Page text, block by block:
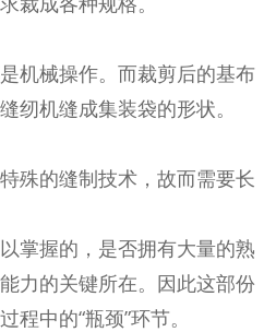
机械操作。而裁剪后的基布
纫机缝成集装袋的形状。
殊的缝制技术，故而需要长
掌握的，是否拥有大量的熟
力的关键所在。因此这部份
中的“瓶颈”环节。